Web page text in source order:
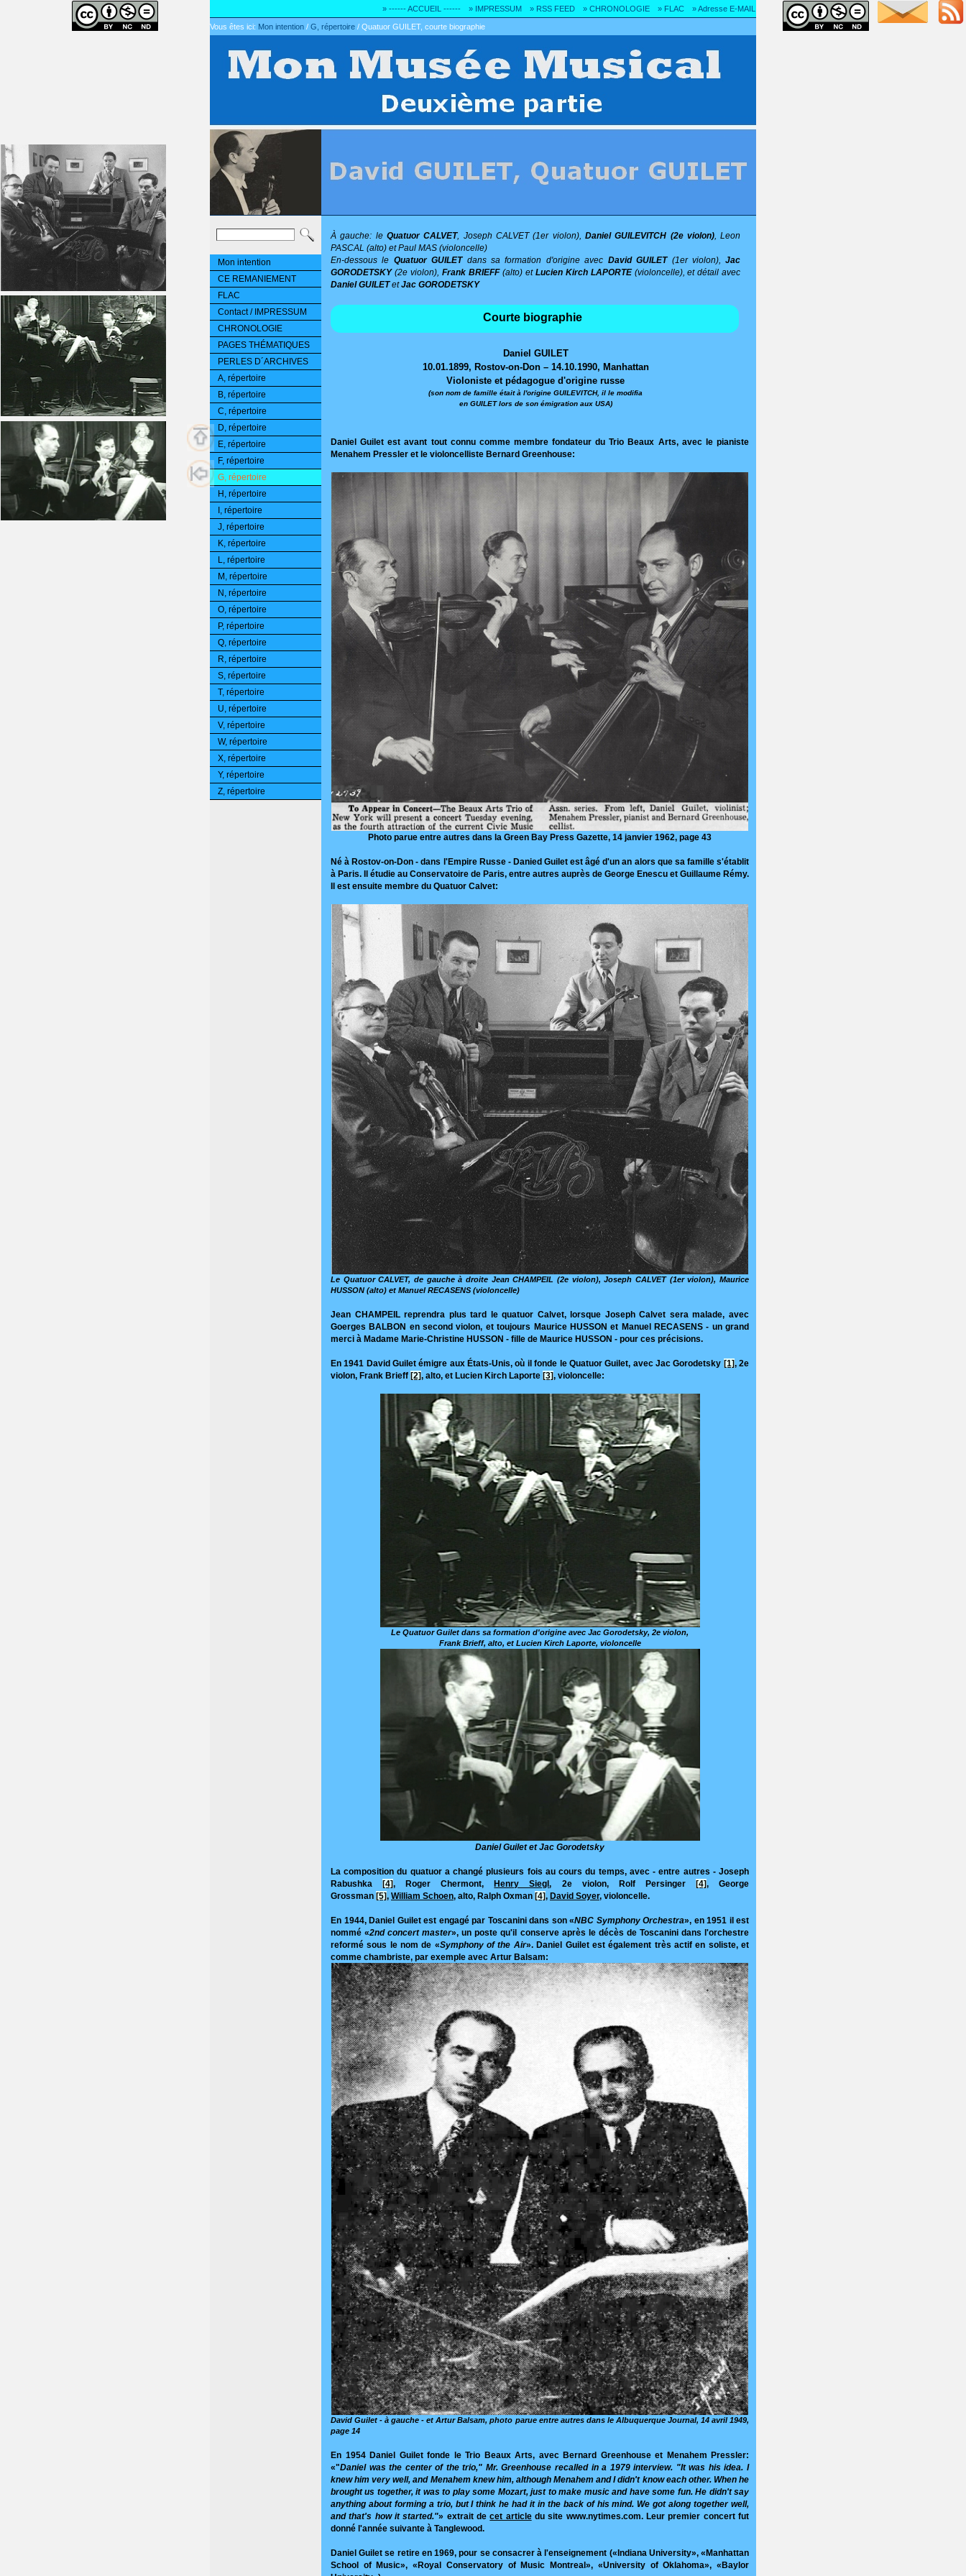
» ------ ACCUEIL ------ » IMPRESSUM » RSS FEED » CHRONOLOGIE » FLAC » Adresse E-MAIL
Vous êtes ici: Mon intention / G, répertoire / Quatuor GUILET, courte biographie
Mon intention
CE REMANIEMENT
FLAC
Contact / IMPRESSUM
CHRONOLOGIE
PAGES THÉMATIQUES
PERLES D´ARCHIVES
A, répertoire
B, répertoire
C, répertoire
D, répertoire
E, répertoire
F, répertoire
G, répertoire
H, répertoire
I, répertoire
J, répertoire
K, répertoire
L, répertoire
M, répertoire
N, répertoire
O, répertoire
P, répertoire
Q, répertoire
R, répertoire
S, répertoire
T, répertoire
U, répertoire
V, répertoire
W, répertoire
X, répertoire
Y, répertoire
Z, répertoire
À gauche: leQuatuor CALVET, Joseph CALVET (1er violon),Daniel GUILEVITCH (2e violon) , Leon
PASCAL (alto) et Paul MAS (violoncelle)
En-dessous le Quatuor GUILETdans sa formation d'origine avec David GUILET(1er violon),Jac
GORODETSKY(2e violon), Frank BRIEFF(alto) et Lucien Kirch LAPORTE(violoncelle), et détail avec
Daniel GUILETetJac GORODETSKY
Courte biographie
Daniel GUILET
10.01.1899, Rostov-on-Don – 14.10.1990, Manhattan
Violoniste et pédagogue d'origine russe
(son nom de famille était à l'origine GUILEVITCH, il le modifia
en GUILET lors de son émigration aux USA)
Daniel Guilet est avant tout connu comme membre fondateur du Trio Beaux Arts, avec le pianiste
Menahem Pressler et le violoncelliste Bernard Greenhouse:
Photo parue entre autres dans la Green Bay Press Gazette, 14 janvier 1962, page 43
Né à Rostov-on-Don - dans l'Empire Russe - Danied Guilet est âgé d'un an alors que sa famille s'établit
à Paris. Il étudie au Conservatoire de Paris, entre autres auprès de George Enescu et Guillaume Rémy.
Il est ensuite membre du Quatuor Calvet:
Le Quatuor CALVET, de gauche à droite Jean CHAMPEIL (2e violon), Joseph CALVET (1er violon), Maurice
HUSSON (alto) et Manuel RECASENS (violoncelle)
Jean CHAMPEIL reprendra plus tard le quatuor Calvet, lorsque Joseph Calvet sera malade, avec
Goerges BALBON en second violon, et toujours Maurice HUSSON et Manuel RECASENS - un grand
merci à Madame Marie-Christine HUSSON - fille de Maurice HUSSON - pour ces précisions.
En 1941 David Guilet émigre aux États-Unis, où il fonde le Quatuor Guilet, avec Jac Gorodetsky [1], 2e
violon, Frank Brieff [2], alto, et Lucien Kirch Laporte [3], violoncelle:
Le Quatuor Guilet dans sa formation d'origine avec Jac Gorodetsky, 2e violon,
Frank Brieff, alto, et Lucien Kirch Laporte, violoncelle
Daniel Guilet et Jac Gorodetsky
La composition du quatuor a changé plusieurs fois au cours du temps, avec - entre autres - Joseph
Rabushka
[4], Roger Chermont, Henry Siegl, 2e violon, Rolf Persinger [4], George
Grossman [5], William Schoen, alto, Ralph Oxman [4], David Soyer, violoncelle.
En 1944, Daniel Guilet est engagé par Toscanini dans son «NBC Symphony Orchestra», en 1951 il est
nommé «2nd concert master», un poste qu'il conserve après le décès de Toscanini dans l'orchestre
reformé sous le nom de «Symphony of the Air». Daniel Guilet est également très actif en soliste, et
comme chambriste, par exemple avec Artur Balsam:
David Guilet - à gauche - et Artur Balsam, photo parue entre autres dans le Albuquerque Journal, 14 avril 1949,
page 14
En 1954 Daniel Guilet fonde le Trio Beaux Arts, avec Bernard Greenhouse et Menahem Pressler:
«"Daniel was the center of the trio," Mr. Greenhouse recalled in a 1979 interview. "It was his idea. I
knew him very well, and Menahem knew him, although Menahem and I didn't know each other. When he
brought us together, it was to play some Mozart, just to make music and have some fun. He didn't say
anything about forming a trio, but I think he had it in the back of his mind. We got along together well,
and that's how it started."» extrait decet articledu site www.nytimes.com. Leur premier concert fut
donné l'année suivante à Tanglewood.
Daniel Guilet se retire en 1969, pour se consacrer à l'enseignement («Indiana University», «Manhattan
School of Music», «Royal Conservatory of Music Montreal», «University of Oklahoma», «Baylor